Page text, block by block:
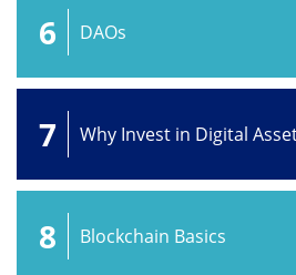
6 DAOs
7 Why Invest in Digital
8 Blockchain Basics